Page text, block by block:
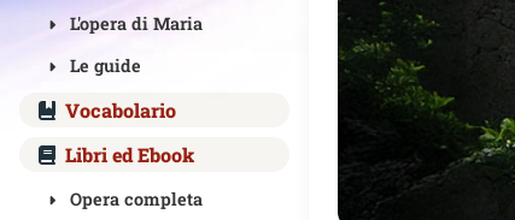
L'opera di Maria
Le guide
Vocabolario
Libri ed Ebook
Opera completa